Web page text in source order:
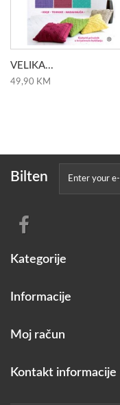
VELIKA...
49,90 KM
Bilten
Kategorije
Informacije
Moj račun
Kontakt informacije